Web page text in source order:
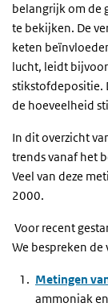
belangrijk om de
te bekijken. De
keten
lucht, leidt
stikstofdepositie.
de hoeveelheid
In dit overzicht
trends vanaf het
Veel van deze
2000.
Voor recent
We bespreken
Metingen
ammoniak